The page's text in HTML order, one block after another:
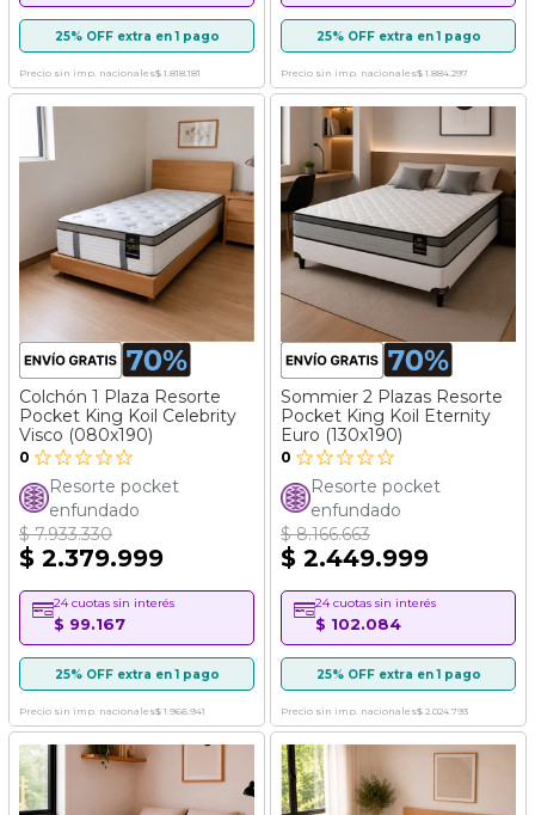
25% OFF extra en 1 pago
Precio sin imp. nacionales$ 1.818.181
25% OFF extra en 1 pago
Precio sin imp. nacionales$ 1.884.297
Colchón 1 Plaza Resorte
Pocket King Koil Celebrity
Visco (080x190)
0
Resorte pocket
enfundado
$ 7.933.330
$ 2.379.999
24 cuotas sin interés
$ 99.167
25% OFF extra en 1 pago
Precio sin imp. nacionales$ 1.966.941
Sommier 2 Plazas Resorte
Pocket King Koil Eternity
Euro (130x190)
0
Resorte pocket
enfundado
$ 8.166.663
$ 2.449.999
24 cuotas sin interés
$ 102.084
25% OFF extra en 1 pago
Precio sin imp. nacionales$ 2.024.793